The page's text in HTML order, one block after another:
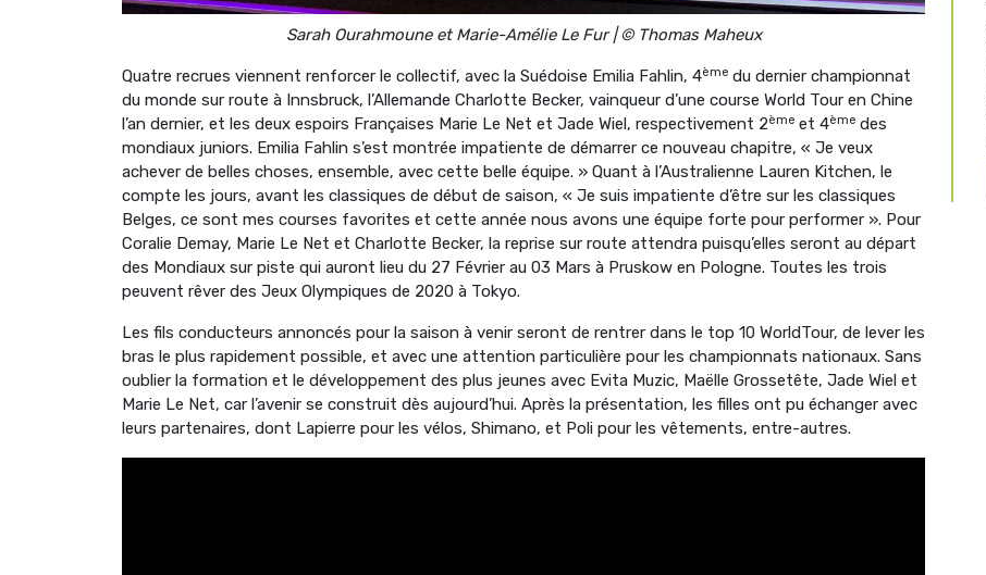
Sarah Ourahmoune et Marie-Amélie Le Fur | © Thomas Maheux
Quatre recrues viennent renforcer le collectif, avec la Suédoise Emilia Fahlin, 4ème du dernier championnat
du monde sur route à Innsbruck, l’Allemande Charlotte Becker, vainqueur d’une course World Tour en Chine
l’an dernier, et les deux espoirs Françaises Marie Le Net et Jade Wiel, respectivement 2ème et 4ème des
mondiaux juniors. Emilia Fahlin s’est montrée impatiente de démarrer ce nouveau chapitre, « Je veux
achever de belles choses, ensemble, avec cette belle équipe. » Quant à l’Australienne Lauren Kitchen, le
compte les jours, avant les classiques de début de saison, « Je suis impatiente d’être sur les classiques
Belges, ce sont mes courses favorites et cette année nous avons une équipe forte pour performer ». Pour
Coralie Demay, Marie Le Net et Charlotte Becker, la reprise sur route attendra puisqu’elles seront au départ
des Mondiaux sur piste qui auront lieu du 27 Février au 03 Mars à Pruskow en Pologne. Toutes les trois
peuvent rêver des Jeux Olympiques de 2020 à Tokyo.
Les fils conducteurs annoncés pour la saison à venir seront de rentrer dans le top 10 WorldTour, de lever les
bras le plus rapidement possible, et avec une attention particulière pour les championnats nationaux. Sans
oublier la formation et le développement des plus jeunes avec Evita Muzic, Maëlle Grossetête, Jade Wiel et
Marie Le Net, car l’avenir se construit dès aujourd’hui. Après la présentation, les filles ont pu échanger avec
leurs partenaires, dont Lapierre pour les vélos, Shimano, et Poli pour les vêtements, entre-autres.